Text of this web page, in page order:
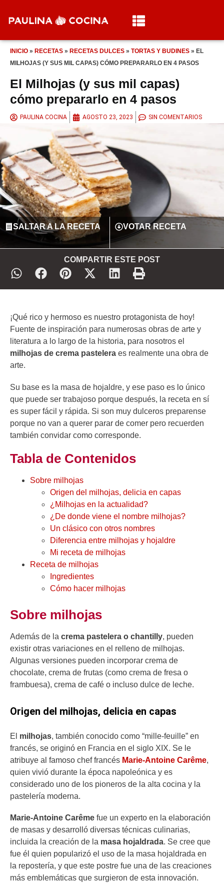
INICIO » RECETAS » RECETAS DULCES » TORTAS Y BUDINES » EL
MILHOJAS (Y SUS MIL CAPAS) CÓMO PREPARARLO EN 4 PASOS
El Milhojas (y sus mil capas)
cómo prepararlo en 4 pasos
PAULINA COCINA AGOSTO 23, 2023 SIN COMENTARIOS
SALTAR A LA RECETA VOTAR RECETA
COMPARTIR ESTE POST
¡Qué rico y hermoso es nuestro protagonista de hoy!
Fuente de inspiración para numerosas obras de arte y
literatura a lo largo de la historia, para nosotros el
milhojas de crema pastelera es realmente una obra de
arte.
Su base es la masa de hojaldre, y ese paso es lo único
que puede ser trabajoso porque después, la receta en sí
es super fácil y rápida. Si son muy dulceros preparense
porque no van a querer parar de comer pero recuerden
también convidar como corresponde.
Tabla de Contenidos
Sobre milhojas
Origen del milhojas, delicia en capas
¿Milhojas en la actualidad?
¿De donde viene el nombre milhojas?
Un clásico con otros nombres
Diferencia entre milhojas y hojaldre
Mi receta de milhojas
Receta de milhojas
Ingredientes
Cómo hacer milhojas
Sobre milhojas
Además de la crema pastelera o chantilly, pueden
existir otras variaciones en el relleno de milhojas.
Algunas versiones pueden incorporar crema de
chocolate, crema de frutas (como crema de fresa o
frambuesa), crema de café o incluso dulce de leche.
Origen del milhojas, delicia en capas
El milhojas, también conocido como “mille-feuille” en
francés, se originó en Francia en el siglo XIX. Se le
atribuye al famoso chef francés Marie-Antoine Carême,
quien vivió durante la época napoleónica y es
considerado uno de los pioneros de la alta cocina y la
pastelería moderna.
Marie-Antoine Carême fue un experto en la elaboración
de masas y desarrolló diversas técnicas culinarias,
incluida la creación de la masa hojaldrada. Se cree que
fue él quien popularizó el uso de la masa hojaldrada en
la repostería, y que este postre fue una de las creaciones
más emblemáticas que surgieron de esta innovación.